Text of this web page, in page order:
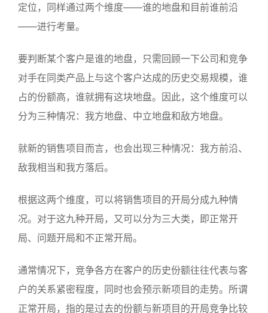
定位，同样通过两个维度——谁的地盘和目前谁前沿
——进行考量。
要判断某个客户是谁的地盘，只需回顾一下公司和竞争
对手在同类产品上与这个客户达成的历史交易规模，谁
占的份额高，谁就拥有这块地盘。因此，这个维度可以
分为三种情况：我方地盘、中立地盘和敌方地盘。
就新的销售项目而言，也会出现三种情况：我方前沿、
敌我相当和我方落后。
根据这两个维度，可以将销售项目的开局分成九种情
况。对于这九种开局，又可以分为三大类，即正常开
局、问题开局和不正常开局。
通常情况下，竞争各方在客户的历史份额往往代表与客
户的关系紧密程度，同时也会预示新项目的走势。所谓
正常开局，指的是过去的份额与新项目的开局竞争比较